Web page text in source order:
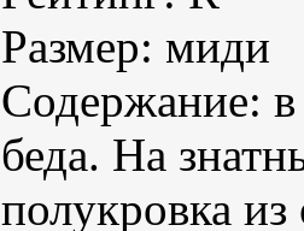
Размер: миди
Содержание:
беда. На
полукровка